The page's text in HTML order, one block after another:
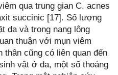
qua trung gian C. acnes
succinic [17]. Số lượng
da và trong nang lông
thuận với mụn viêm
thân cũng có liên quan đến
vật ở da, một số thoáng